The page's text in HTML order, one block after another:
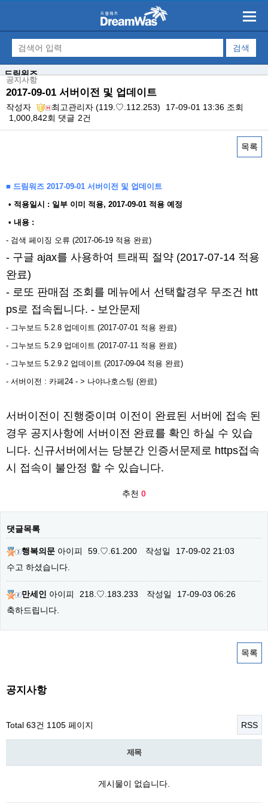
드림워즈
공지사항
2017-09-01 서버이전 및 업데이트
작성자 최고관리자 (119.♡.112.253) 17-09-01 13:36 조회
1,000,842회 댓글 2건
목록
■ 드림워즈 2017-09-01 서버이전 및 업데이트
​ • 적용일시 : 일부 이미 적용, 2017-09-01 적용 예정
• 내용 : ​
- 검색 페이징 오류 (2017-06-19 적용 완료)
- 구글 ajax를 사용하여 트래픽 절약 (2017-07-14 적용
완료)
- 로또 판매점 조회를 메뉴에서 선택할경우 무조건 htt
ps로 접속됩니다. - 보안문제
- 그누보드 5.2.8 업데이트 (2017-07-01 적용 완료)
- 그누보드 5.2.9 업데이트 (2017-07-11 적용 완료)
- 그누보드 5.2.9.2 업데이트 (2017-09-04 적용 완료)​
- 서버이전 : 카페24 - > 나야나호스팅 (완료)
서버이전이 진행중이며 이전이 완료된 서버에 접속 된
경우 공지사항에 서버이전 완료를 확인 하실 수 있습
니다. 신규서버에서는 당분간 인증서문제로 https접속
시 접속이 불안정 할 수 있습니다.
추천 0
댓글목록
행복의문 아이피 59.♡.61.200 작성일
17-09-02 21:03
수고 하셨습니다.
만세인 아이피 218.♡.183.233 작성일
17-09-03 06:26
축하드립니다.
목록
공지사항
Total 63건 1105 페이지 RSS
제목
게시물이 없습니다.